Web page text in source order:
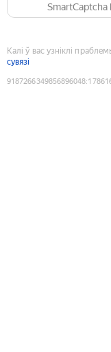
SmartCaptcha
Калі ў вас узніклі
сувязі
9187266349856896048: